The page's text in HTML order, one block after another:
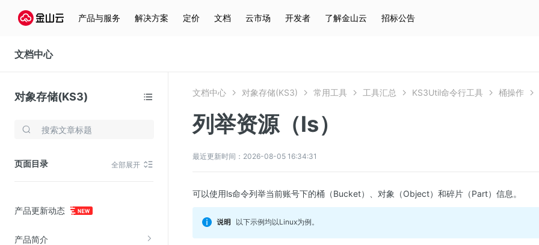
产品与服务 解决方案 定价 文档 云市场 开发者 了解金山云 招标公告
文档中心
对象存储(KS3)
页面目录 全部展开
产品更新动态
产品简介
存储与云分发
云硬盘(EBS)
文档中心 对象存储(KS3) 常用工具 工具汇总 KS3Util命令行工具 桶操作
列举资源（ls）
最近更新时间：2026-08-05 16:34:31
可以使用ls命令列举当前账号下的桶（Bucket）、对象（Object）和碎片（Part）信息。
以下示例均以Linux为例。